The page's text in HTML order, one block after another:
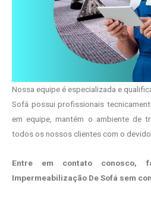
Nossa equipe é especializada e
Sofá possui profissionais
em equipe, mantém o ambiente de
todos os nossos clientes com o
Entre em contato conosco,
Impermeabilização De Sofá sem